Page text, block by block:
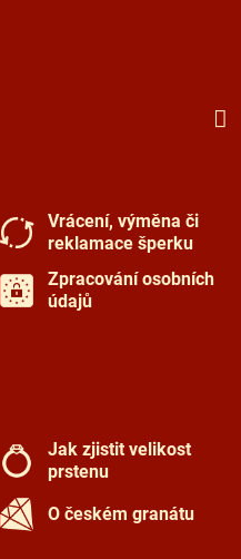
Vrácení, výměna či
reklamace šperku
Zpracování osobních
údajů
Jak zjistit velikost
prstenu
O českém granátu